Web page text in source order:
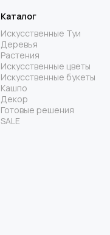
Каталог
Искусственные Туи
Деревья
Растения
Искусственные цветы
Искусственные букеты
Кашпо
Декор
Готовые решения
SALE